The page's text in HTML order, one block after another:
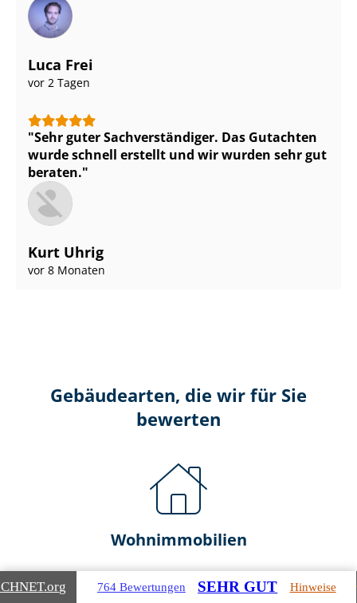
Luca Frei
vor 2 Tagen
Sehr guter Sach­ver­stän­di­ger. Das Gutachten
wurde schnell erstellt und wir wurden sehr gut
beraten.
Kurt Uhrig
vor 8 Monaten
Gebäudearten, die wir für Sie
bewerten
Wohnimmobilien
Ein- und Zwei­fa­mi­li­en­häu­ser
Doppel- & Reihenhäuser
.org 764 Bewertungen SEHR GUT Hinweise